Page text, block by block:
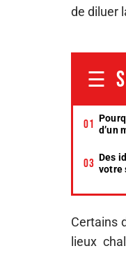
de diluer
d’un
Des
votre
Certains
lieux